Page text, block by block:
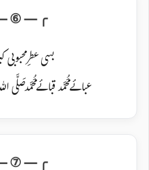
بسی عطرِ محبوبی
عبائے مُحَمَّد قبائے مُحَمَّد صَلَّی